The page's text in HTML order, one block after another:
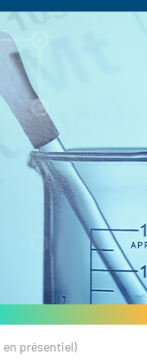
en présentiel)